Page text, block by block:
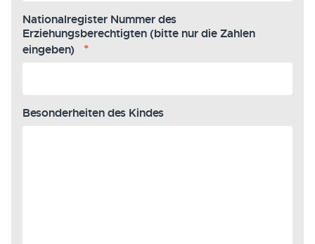
Nationalregister Nummer des
Erziehungsberechtigten (bitte nur die Zahlen
eingeben)
*
Besonderheiten des Kindes